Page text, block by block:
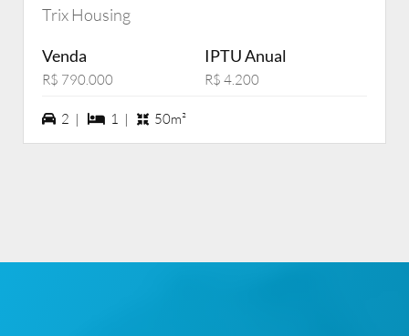
Trix Housing
Venda
R$ 790.000
IPTU Anual
R$ 4.200
2 vagas na garagem
2 | 1 dormiórios
1 | 50m²